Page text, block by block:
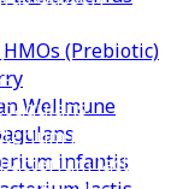
Gasseri
infantis
lactis
Lactobacillus